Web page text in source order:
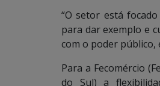
“O setor está
para dar exemplo e
com o poder
Para a Fecomércio
do Sul) a